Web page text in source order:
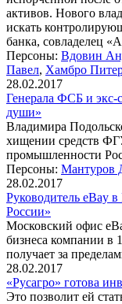
активов. Нового
искать
банка, совладелец
Персоны: Вдовин
Павел, Хамбро
28.02.2017
Генерала ФСБ и экс-
души»
Владимира
хищении средств
промышленности
Персоны: Мантуров
28.02.2017
Руководитель eBay
России»
Московский офис
бизнеса компании в
получает за
28.02.2017
«Русагро» готова
Это позволит ей